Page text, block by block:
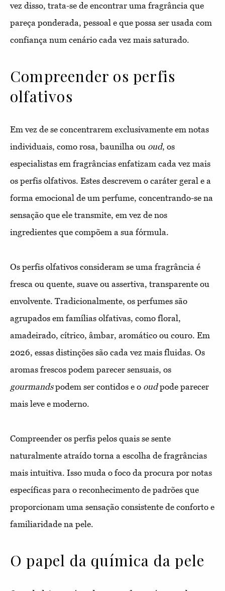
vez disso, trata-se de encontrar uma fragrância que
pareça ponderada, pessoal e que possa ser usada com
confiança num cenário cada vez mais saturado.
Compreender os perfis
olfativos
Em vez de se concentrarem exclusivamente em notas
individuais, como rosa, baunilha ou oud, os
especialistas em fragrâncias enfatizam cada vez mais
os perfis olfativos. Estes descrevem o caráter geral e a
forma emocional de um perfume, concentrando-se na
sensação que ele transmite, em vez de nos
ingredientes que compõem a sua fórmula.
Os perfis olfativos consideram se uma fragrância é
fresca ou quente, suave ou assertiva, transparente ou
envolvente. Tradicionalmente, os perfumes são
agrupados em famílias olfativas, como floral,
amadeirado, cítrico, âmbar, aromático ou couro. Em
2026, essas distinções são cada vez mais fluidas. Os
aromas frescos podem parecer sensuais, os
gourmandspodem ser contidos e o oudpode parecer
mais leve e moderno.
Compreender os perfis pelos quais se sente
naturalmente atraído torna a escolha de fragrâncias
mais intuitiva. Isso muda o foco da procura por notas
específicas para o reconhecimento de padrões que
proporcionam uma sensação consistente de conforto e
familiaridade na pele.
O papel da química da pele